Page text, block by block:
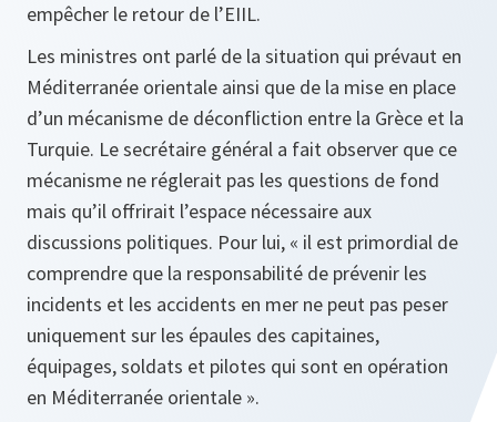
empêcher le retour de l’EIIL.
Les ministres ont parlé de la situation qui prévaut en
Méditerranée orientale ainsi que de la mise en place
d’un mécanisme de déconfliction entre la Grèce et la
Turquie. Le secrétaire général a fait observer que ce
mécanisme ne réglerait pas les questions de fond
mais qu’il offrirait l’espace nécessaire aux
discussions politiques. Pour lui, « il est primordial de
comprendre que la responsabilité de prévenir les
incidents et les accidents en mer ne peut pas peser
uniquement sur les épaules des capitaines,
équipages, soldats et pilotes qui sont en opération
en Méditerranée orientale ».